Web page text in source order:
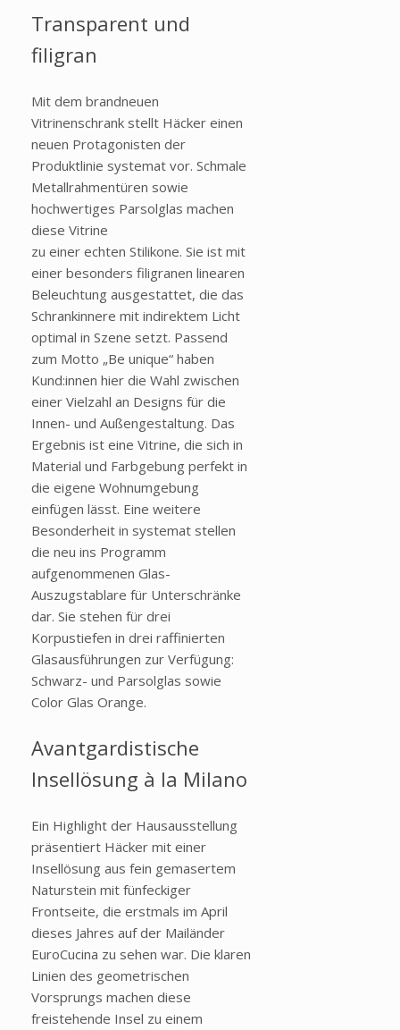
Transparent und
filigran
Mit dem brandneuen
Vitrinenschrank stellt Häcker einen
neuen Protagonisten der
Produktlinie systemat vor. Schmale
Metallrahmentüren sowie
hochwertiges Parsolglas machen
diese Vitrine
zu einer echten Stilikone. Sie ist mit
einer besonders filigranen linearen
Beleuchtung ausgestattet, die das
Schrankinnere mit indirektem Licht
optimal in Szene setzt. Passend
zum Motto „Be unique“ haben
Kund:innen hier die Wahl zwischen
einer Vielzahl an Designs für die
Innen- und Außengestaltung. Das
Ergebnis ist eine Vitrine, die sich in
Material und Farbgebung perfekt in
die eigene Wohnumgebung
einfügen lässt. Eine weitere
Besonderheit in systemat stellen
die neu ins Programm
aufgenommenen Glas-
Auszugstablare für Unterschränke
dar. Sie stehen für drei
Korpustiefen in drei raffinierten
Glasausführungen zur Verfügung:
Schwarz- und Parsolglas sowie
Color Glas Orange.
Avantgardistische
Insellösung à la Milano
Ein Highlight der Hausausstellung
präsentiert Häcker mit einer
Insellösung aus fein gemasertem
Naturstein mit fünfeckiger
Frontseite, die erstmals im April
dieses Jahres auf der Mailänder
EuroCucina zu sehen war. Die klaren
Linien des geometrischen
Vorsprungs machen diese
freistehende Insel zu einem